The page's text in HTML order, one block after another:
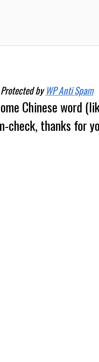
Protected byWP Anti Spam
Chinese word
check, thanks for